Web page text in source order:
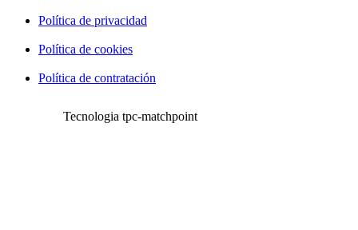
Política de privacidad
Política de cookies
Política de contratación
Tecnologia tpc-matchpoint